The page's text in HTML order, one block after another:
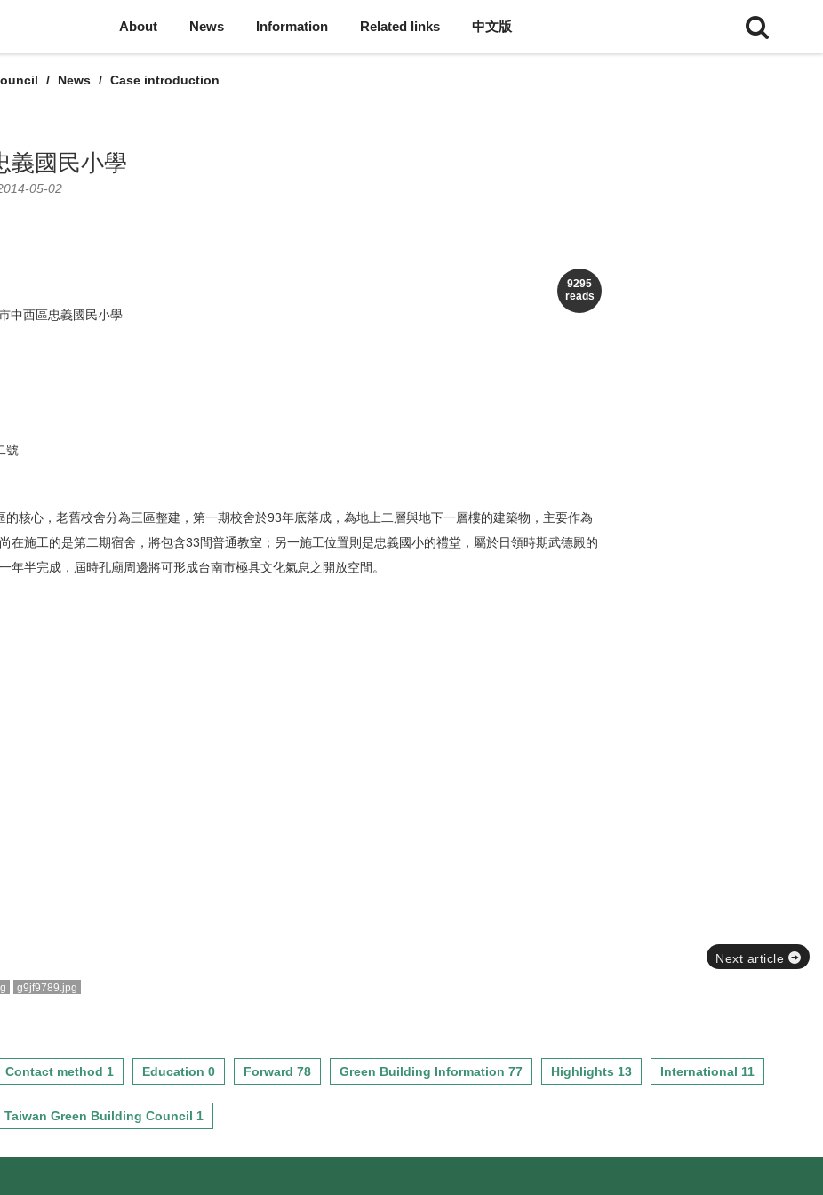
About News Information Related links 中文版
News Case introduction
義國民小學
05-02
9295
reads
中西區忠義國民小學
號
的核心，老舊校舍分為三區整建，第一期校舍於93年底落成，為地上二層與地下一層樓的建築物，主要作為
在施工的是第二期宿舍，將包含33間普通教室；另一施工位置則是忠義國小的禮堂，屬於日領時期武德殿的
年半完成，屆時孔廟周邊將可形成台南市極具文化氣息之開放空間。
Next article
g9jf9789.jpg
Contact method 1 Education 0 Forward 78 Green Building Information 77 Highlights 13 International 11
Taiwan Green Building Council 1